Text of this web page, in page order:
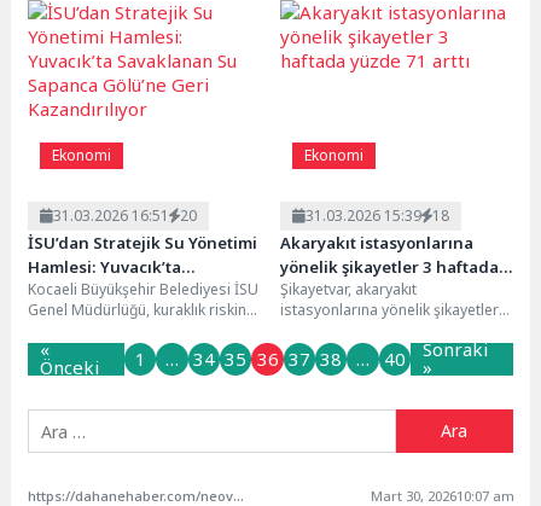
ilçesi Çaparkayı köyünde hayata
geçirdiği dev güneş...
ediyor.Aydın Büyükşehir
Belediyesi Fen...
Ekonomi
31.03.2026 16:51 20
İSU’dan Stratejik Su Yönetimi
Hamlesi: Yuvacık’ta
Savaklanan Su Sapanca
Gölü’ne Geri Kazandırılıyor
Kocaeli Büyükşehir Belediyesi İSU
Genel Müdürlüğü, kuraklık riskine
yönetimi yaklaşımı kapsamında...
Ekonomi
31.03.2026 15:39 18
Akaryakıt istasyonlarına
yönelik şikayetler 3 haftada
yüzde 71 arttı
Şikayetvar, akaryakıt
istasyonlarına yönelik şikayetlerin
açıkladı. Platformda en çok...
«
Önceki 1 … 34 35 36 37 38 … 40 Sonraki
»
https://dahanehaber.com/neova-sigorta-turkiyeyi-icisada-temsil-eden-ilk-sirket-oldu/ Mart 30, 202610:07 am